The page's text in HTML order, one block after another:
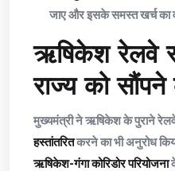
जाए और इसके समस्त खर्च का
ऋषिकेश रेलवे
राज्य को सौंपने
मुख्यमंत्री ने ऋषिकेश के पुराने
हस्तांतरितकरने का भी अनुरोध
ऋषिकेश-गंगा कोरिडोर परियोजना